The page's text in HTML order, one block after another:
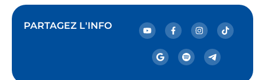
PARTAGEZ L'INFO